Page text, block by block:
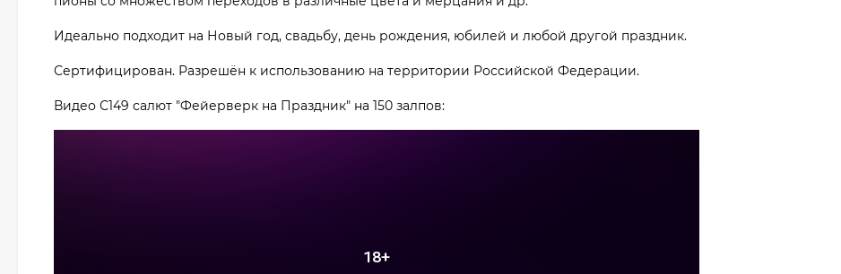
Идеально подходит на Новый год, свадьбу, день рождения, юбилей и любой другой праздник.
Сертифицирован. Разрешён к использованию на территории Российской Федерации.
Видео С149 салют "Фейерверк на Праздник" на 150 залпов: